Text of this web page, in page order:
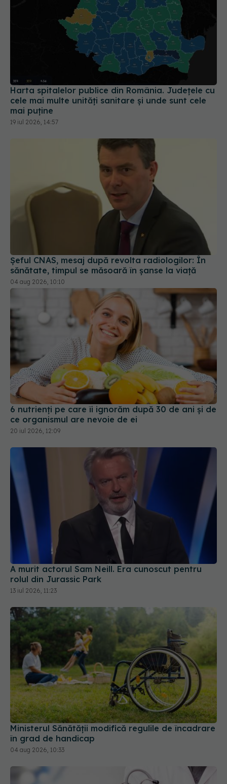
Harta spitalelor publice din România. Județele cu
cele mai multe unități sanitare și unde sunt cele
mai puține
19 iul 2026, 14:57
Șeful CNAS, mesaj după revolta radiologilor: În
sănătate, timpul se măsoară în șanse la viață
04 aug 2026, 10:10
6 nutrienți pe care îi ignorăm după 30 de ani și de
ce organismul are nevoie de ei
20 iul 2026, 12:09
A murit actorul Sam Neill. Era cunoscut pentru
rolul din Jurassic Park
13 iul 2026, 11:23
Ministerul Sănătății modifică regulile de încadrare
în grad de handicap
04 aug 2026, 10:33